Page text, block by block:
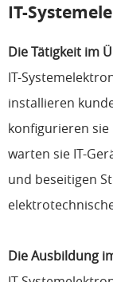
IT-
Die Tätigkeit im
IT-
installieren
konfigurieren
warten sie IT-
und beseitigen
Die Ausbildung